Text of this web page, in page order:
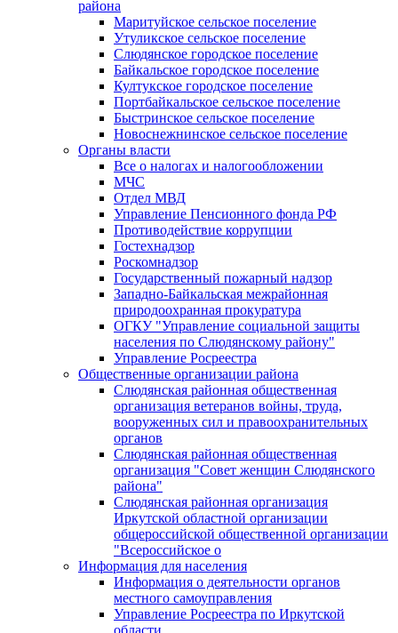
района
Маритуйское сельское поселение
Утуликское сельское поселение
Слюдянское городское поселение
Байкальское городское поселение
Култукское городское поселение
Портбайкальское сельское поселение
Быстринское сельское поселение
Новоснежнинское сельское поселение
Органы власти
Все о налогах и налогообложении
МЧС
Отдел МВД
Управление Пенсионного фонда РФ
Противодействие коррупции
Гостехнадзор
Роскомнадзор
Государственный пожарный надзор
Западно-Байкальская межрайонная
природоохранная прокуратура
ОГКУ "Управление социальной защиты
населения по Слюдянскому району"
Управление Росреестра
Общественные организации района
Слюдянская районная общественная
организация ветеранов войны, труда,
вооруженных сил и правоохранительных
органов
Слюдянская районная общественная
организация "Совет женщин Слюдянского
района"
Слюдянская районная организация
Иркутской областной организации
общероссийской общественной организации
"Всероссийское о
Информация для населения
Информация о деятельности органов
местного самоуправления
Управление Росреестра по Иркутской
области